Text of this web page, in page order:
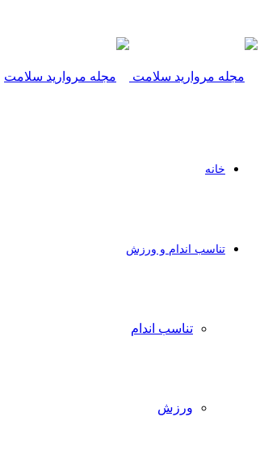
خانه
تناسب اندام و ورزش
تناسب اندام
ورزش